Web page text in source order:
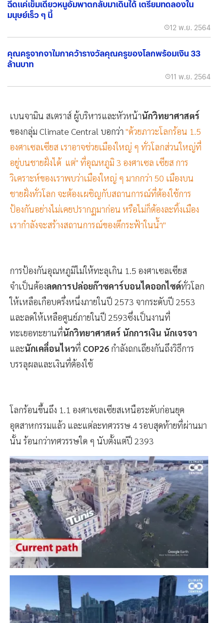
ฉีดแค่เข็มเดียวหนูอัมพาตกลับมาเดินได้ เตรียมทดลองใน
มนุษย์เร็ว ๆ นี้
12 พ.ย. 2564
คุณครูจากจาไมกาคว้ารางวัลคุณครูของโลกพร้อมเงิน 33
ล้านบาท
11 พ.ย. 2564
เบนจามิน สเตราส์ ผู้บริหารและหัวหน้านักวิทยาศาสตร์
ของกลุ่ม Climate Central บอกว่า "ด้วยภาวะโลกร้อน 1.5
องศาเซลเซียส เราอาจช่วยเมืองใหญ่ ๆ ทั่วโลกส่วนใหญ่ที่
อยู่บนชายฝั่งได้ แต่" ที่อุณหภูมิ 3 องศาเซล เซียส การ
วิเคราะห์ของเราพบว่าเมืองใหญ่ ๆ มากกว่า 50 เมืองบน
ชายฝั่งทั่วโลก จะต้องเผชิญกับสถานการณ์ที่ต้องใช้การ
ป้องกันอย่างไม่เคยปรากฏมาก่อน หรือไม่ก็ต้องละทิ้งเมือง
เรากำลังจะสร้างสถานการณ์ของตึกระฟ้าในน้ำ"
การป้องกันอุณหภูมิไม่ให้ทะลุเกิน 1.5 องศาเซลเซียส
จำเป็นต้องลดการปล่อยก๊าซคาร์บอนไดออกไซด์ทั่วโลก
ให้เหลือเกือบครึ่งหนึ่งภายในปี 2573 จากระดับปี 2553
และลดให้เหลือศูนย์ภายในปี 2593ซึ่งเป็นงานที่
ทะเยอทะยานที่นักวิทยาศาสตร์ นักการเงิน นักเจรจา
และนักเคลื่อนไหวที่ COP26 กำลังถกเถียงกันถึงวิธีการ
บรรลุผลและเงินที่ต้องใช้
โลกร้อนขึ้นถึง 1.1 องศาเซลเซียสเหนือระดับก่อนยุค
อุตสาหกรรมแล้ว และแต่ละทศวรรษ 4 รอบสุดท้ายที่ผ่านมา
นั้น ร้อนกว่าทศวรรษใด ๆ นับตั้งแต่ปี 2393